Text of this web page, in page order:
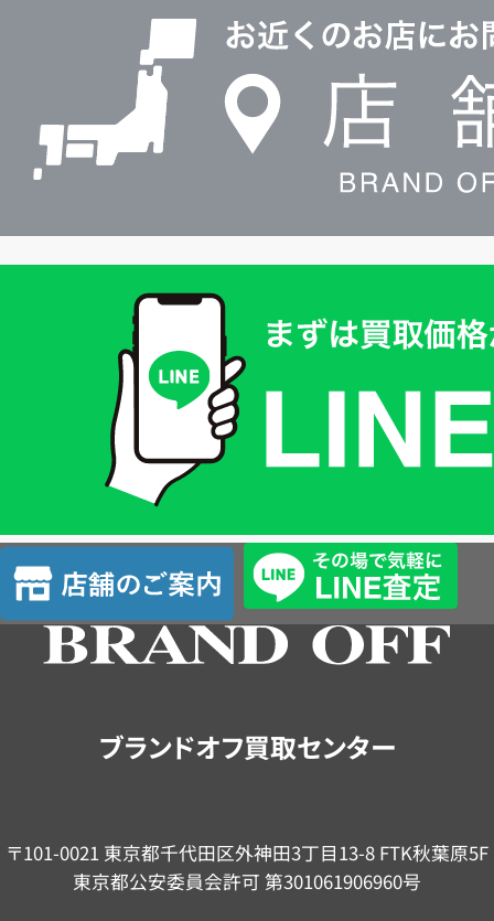
査
定
店
舗
の
ブランドオフ買取センター
〒101-0021 東京都千代田区外神田3丁目13-8 FTK秋葉原5F
東京都公安委員会許可 第301061906960号